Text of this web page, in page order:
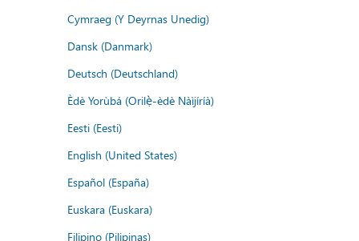
Cymraeg (Y Deyrnas Unedig)
Dansk (Danmark)
Deutsch (Deutschland)
Èdè Yorùbá (Orilẹ̀-èdè Nàìjíríà)
Eesti (Eesti)
English (United States)
Español (España)
Euskara (Euskara)
Filipino (Pilipinas)